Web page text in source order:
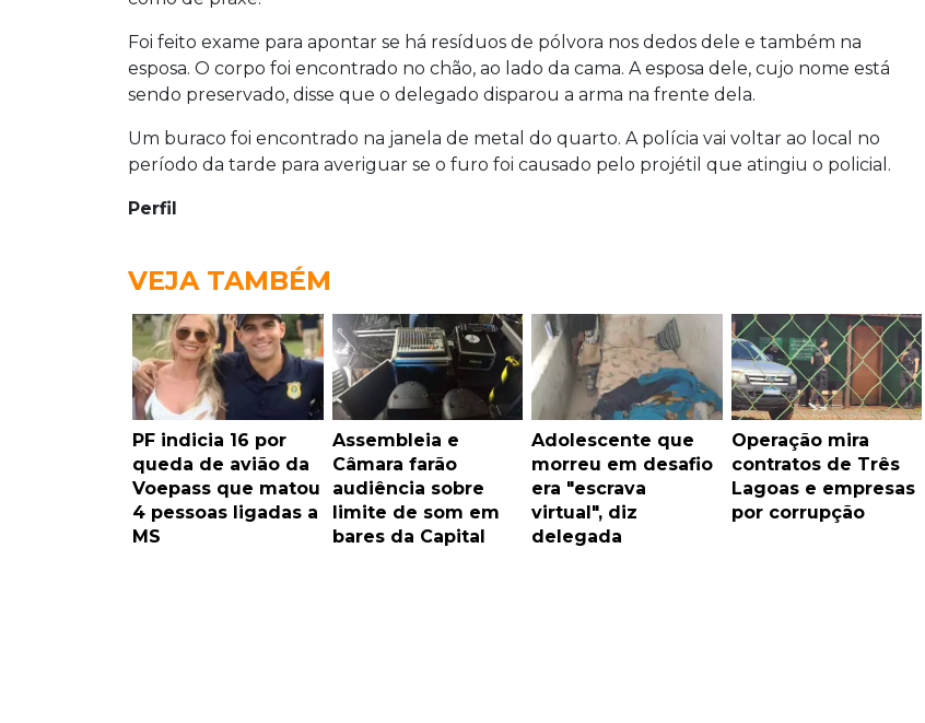
Foi feito exame para apontar se há resíduos de pólvora nos dedos dele e também na
esposa. O corpo foi encontrado no chão, ao lado da cama. A esposa dele, cujo nome está
sendo preservado, disse que o delegado disparou a arma na frente dela.
Um buraco foi encontrado na janela de metal do quarto. A polícia vai voltar ao local no
período da tarde para averiguar se o furo foi causado pelo projétil que atingiu o policial.
Perfil
VEJA TAMBÉM
PF indicia 16 por
queda de avião da
Voepass que matou
4 pessoas ligadas a
MS
Assembleia e
Câmara farão
audiência sobre
limite de som em
bares da Capital
Adolescente que
morreu em desafio
era "escrava
virtual", diz
delegada
Operação mira
contratos de Três
Lagoas e empresas
por corrupção